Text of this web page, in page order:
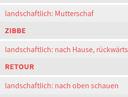
landschaftlich: Mutterschaf
ZIBBE
landschaftlich: nach Hause, rückwärts
RETOUR
landschaftlich: nach oben schauen